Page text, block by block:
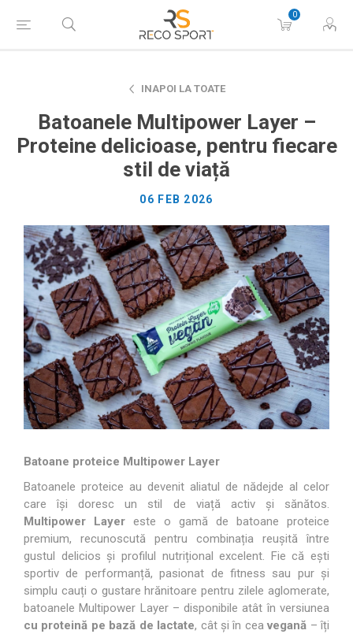
0
INAPOI LA TOATE
Batoanele Multipower Layer –
Proteine delicioase, pentru fiecare
stil de viață
06 FEB 2026
Batoane proteice Multipower Layer
Batoanele proteice au devenit aliatul de nădejde al celor
care își doresc un stil de viață activ și sănătos.
Multipower Layer este o gamă de batoane proteice
premium, recunoscută pentru combinația reușită între
gustul delicios și profilul nutrițional excelent. Fie că ești
sportiv de performanță, pasionat de fitness sau pur și
simplu cauți o gustare hrănitoare pentru zilele aglomerate,
batoanele Multipower Layer – disponibile atât în versiunea
cu proteină pe bază de lactate, cât și în ceavegană – îți